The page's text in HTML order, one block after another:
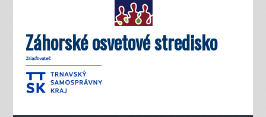
Záhorské osvetové stredisko